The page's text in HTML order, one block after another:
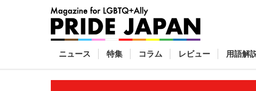
ニュース 特集 コラム レビュー 用語解